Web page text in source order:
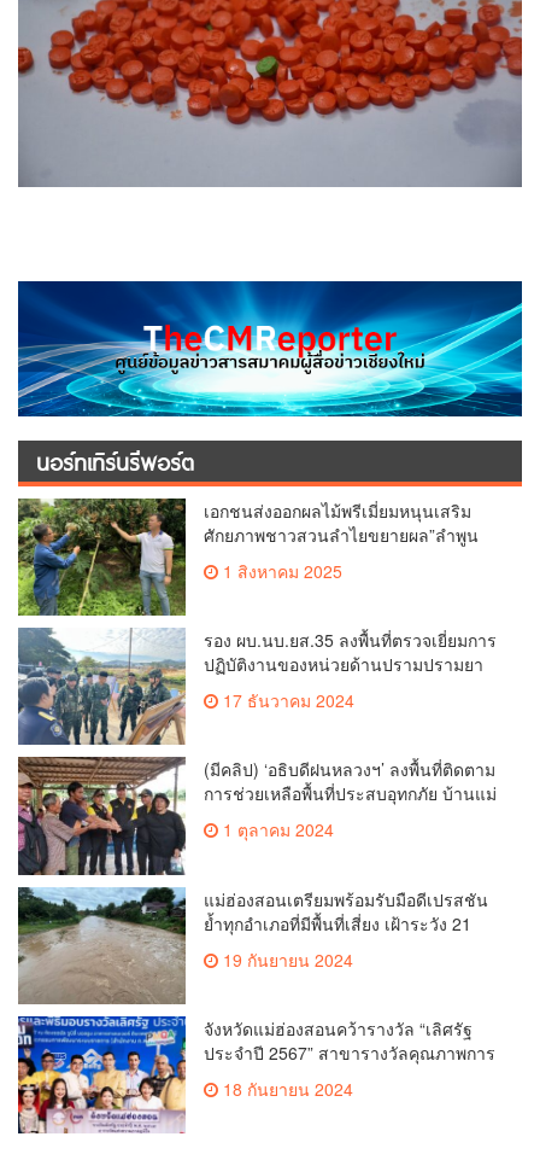
นอร์ทเทิร์นรีพอร์ต
เอกชนส่งออกผลไม้พรีเมี่ยมหนุนเสริม
ศักยภาพชาวสวนลำไยขยายผล”ลำพูน
1 สิงหาคม 2025
รอง ผบ.นบ.ยส.35 ลงพื้นที่ตรวจเยี่ยมการ
ปฏิบัติงานของหน่วยด้านปรามปรามยา
เสพติดในพื้นที่จังหวัดตากและจังหวัด
แม่ฮ่องสอน
17 ธันวาคม 2024
(มีคลิป) ‘อธิบดีฝนหลวงฯ’ ลงพื้นที่ติดตาม
การช่วยเหลือพื้นที่ประสบอุทกภัย บ้านแม่
ปูนล่าง ต.เวียง อ.เวียงป่าเป้า จ.เชียงราย
1 ตุลาคม 2024
แม่ฮ่องสอนเตรียมพร้อมรับมือดีเปรสชัน
ย้ำทุกอำเภอที่มีพื้นที่เสี่ยง เฝ้าระวัง 21
19 กันยายน 2024
จังหวัดแม่ฮ่องสอนคว้ารางวัล “เลิศรัฐ
ประจำปี 2567” สาขารางวัลคุณภาพการ
บริหารจัดการภาครัฐ หมวด 2
18 กันยายน 2024